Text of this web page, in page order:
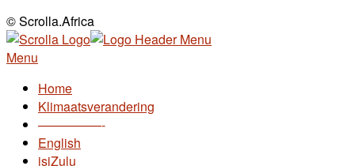
© Scrolla.Africa
Menu
Home
Klimaatsverandering
—————-
English
isiZulu